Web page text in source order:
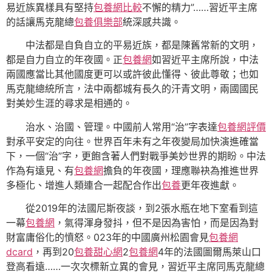
易近族異樣具有堅持包養網比較不懈的精力”……習近平主席
的話讓馬克龍總包養俱樂部統深感共識。
中法都是自負自立的平易近族，都是陳舊常新的文明，
都是自力自立的年夜國。正包養網如習近平主席所說，中法
兩國應當比其他國度更可以或許彼此懂得、彼此尊敬；也如
馬克龍總統所言，法中兩都城有長久的汗青文明，兩國國民
對美妙生涯的尋求是相通的。
治水、治國、管理。中國前人常用“治”字表達包養網評價
對承平安定的向往。世界百年未有之年夜變局加快演進確當
下，一個“治”字，更飽含著人們對戰爭美妙世界的期盼。中法
作為有遠見、有包養網擔負的年夜國，理應聯袂為推進世界
多極化、增進人類連合一起配合作出包養更年夜進獻。
從2019年的法國尼斯夜談，到2張水瓶在地下室看到這
一幕包養網 ，氣得渾身發抖，但不是因為害怕，而是因為對
財富庸俗化的憤怒。023年的中國廣州松園會見包養網
dcard ，再到20包養甜心網2包養網4年的法國圖爾馬萊山口
登高看遠……一次次標新立異的會見，習近平主席同馬克龍總